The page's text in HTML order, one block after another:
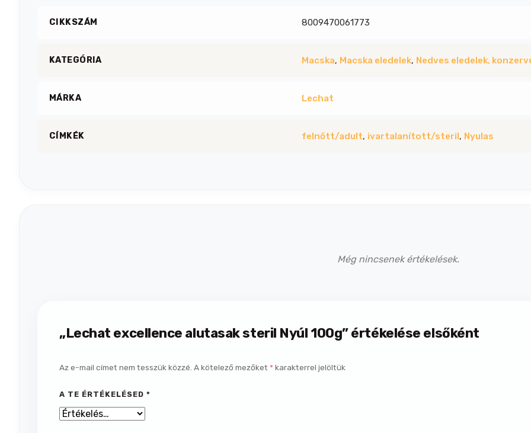
CIKKSZÁM 8009470061773
KATEGÓRIA Macska, Macska eledelek, Nedves eledelek,
MÁRKA Lechat
CÍMKÉK felnőtt/adult, ivartalanított/steril , Nyulas
Még nincsenek értékelések.
„Lechat excellence alutasak steril Nyúl 100g” értékelése elsőként
Az e-mail címet nem tesszük közzé. A kötelező mezőket *karakterrel jelöltük
A TE ÉRTÉKELÉSED*